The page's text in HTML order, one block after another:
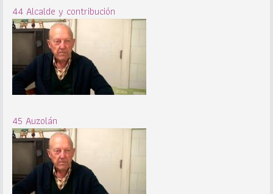
44 Alcalde y contribución
45 Auzolán